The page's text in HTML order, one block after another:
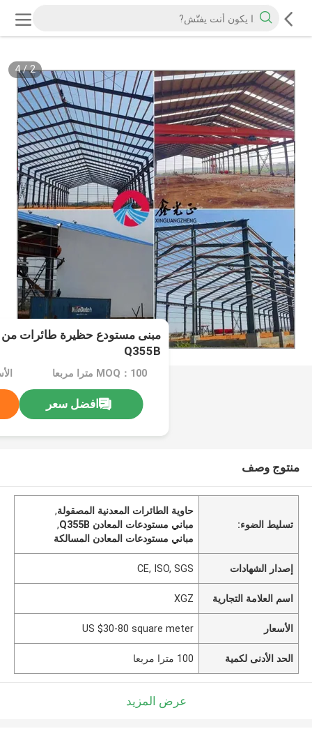
2
/
4
مبنى مستودع حظيرة طائرات
Q355B
MOQ：100 مترا مربعا
افضل سعر
منتوج وصف
تسليط الضوء:
حاوية الطائرات المعدنية المصقولة,
مباني مستودعات المعادن Q355B
,
مباني مستودعات المعادن المسالكة
إصدار الشهادات CE, ISO, SGS
اسم العلامة التجارية XGZ
الأسعار US $30-80 square meter
الحد الأدنى لكمية 100 مترا مربعا
عرض المزيد